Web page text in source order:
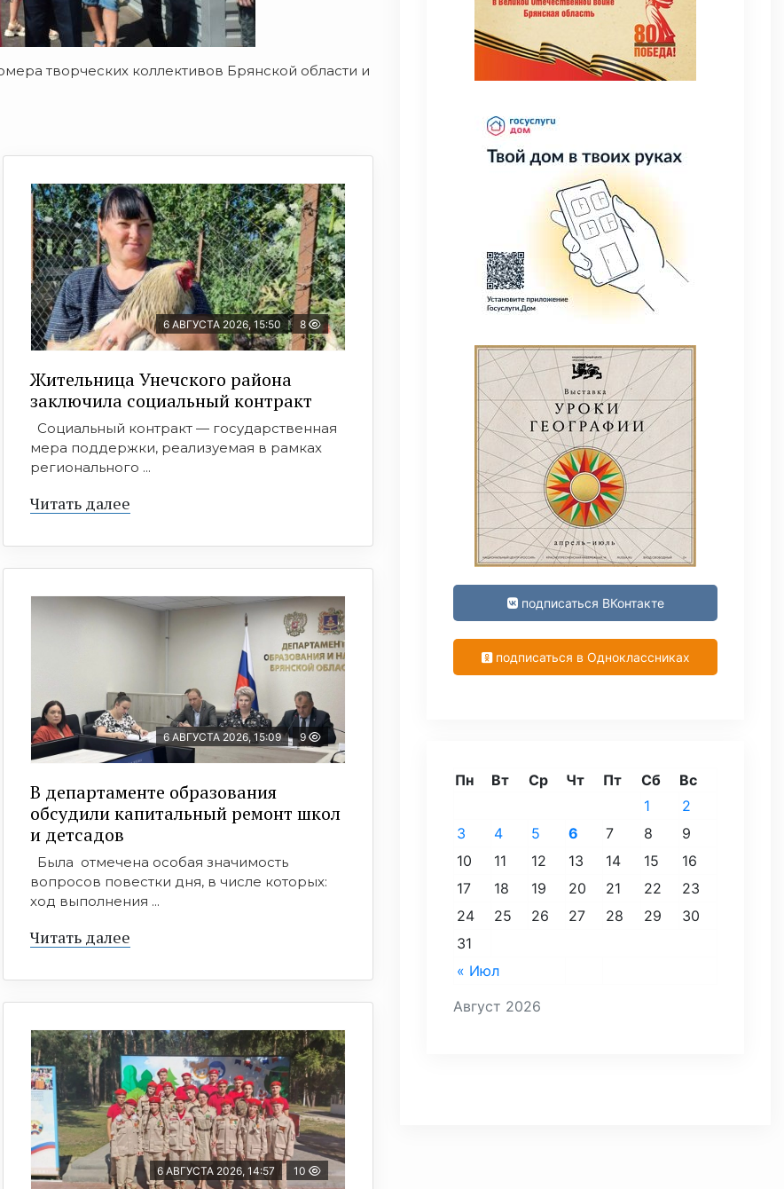
творческих коллективов Брянской области и
6 АВГУСТА 2026, 15:50 8
Жительница Унечского района
заключила социальный контракт
Социальный контракт — государственная
мера поддержки, реализуемая в рамках
регионального ...
Читать далее
6 АВГУСТА 2026, 15:09 9
В департаменте образования
обсудили капитальный ремонт школ
и детсадов
Была отмечена особая значимость
вопросов повестки дня, в числе которых:
ход выполнения ...
Читать далее
6 АВГУСТА 2026, 14:57 10
подписаться ВКонтакте
подписаться в Одноклассниках
Август 2026
Пн Вт Ср Чт Пт Сб Вс
« Июл
1
2
3
4 5 6 7 8
9
10
11 12 13 14 15
16
17
18 19 20 21 22
23
24
25 26 27 28 29
30
31